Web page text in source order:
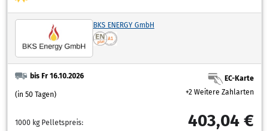
BKS ENERGY GmbH
bis Fr 16.10.2026
(in 50 Tagen)
EC-Karte
+2 Weitere Zahlarten
1000 kg Pelletspreis: 403,04 €